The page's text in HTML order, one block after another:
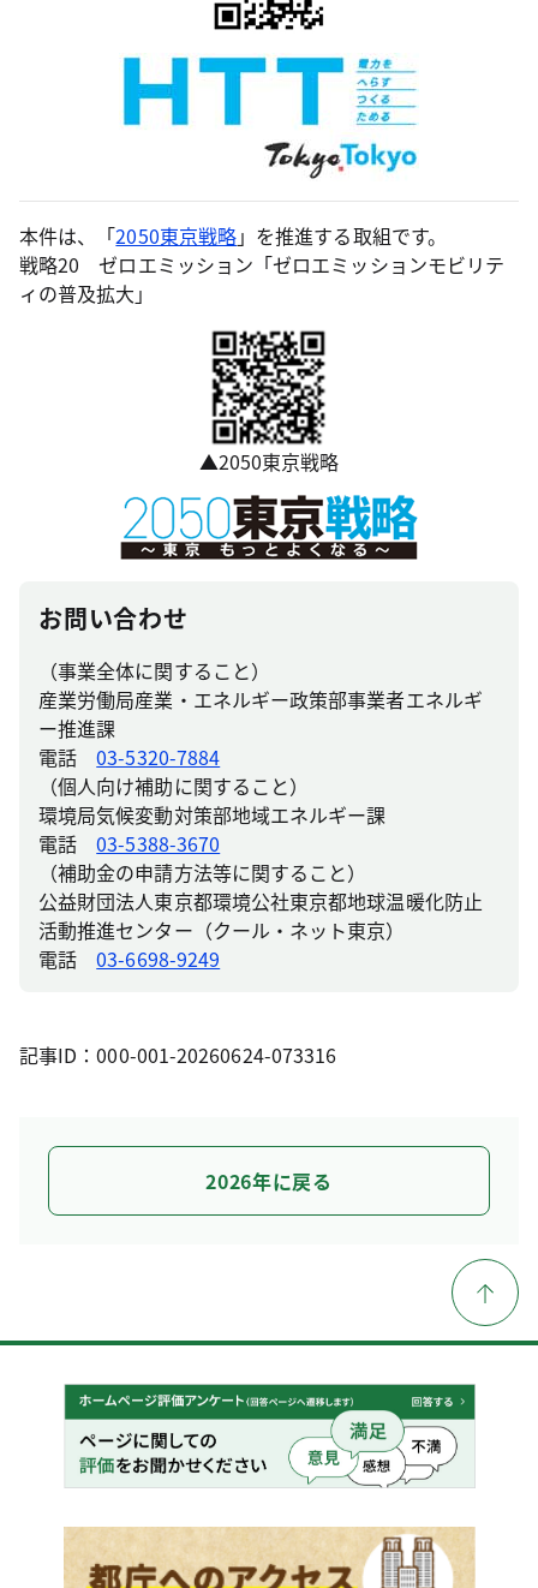
本件は、「2050東京戦略」を推進する取組です。
戦略20 ゼロエミッション「ゼロエミッションモビリテ
ィの普及拡大」
▲2050東京戦略
お問い合わせ
（事業全体に関すること）
産業労働局産業・エネルギー政策部事業者エネルギ
ー推進課
電話03-5320-7884
（個人向け補助に関すること）
環境局気候変動対策部地域エネルギー課
電話03-5388-3670
（補助金の申請方法等に関すること）
公益財団法人東京都環境公社東京都地球温暖化防止
活動推進センター（クール・ネット東京）
電話03-6698-9249
記事ID：000-001-20260624-073316
2026年に戻る